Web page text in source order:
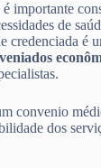
importante
de
credenciada é
convenio
dos